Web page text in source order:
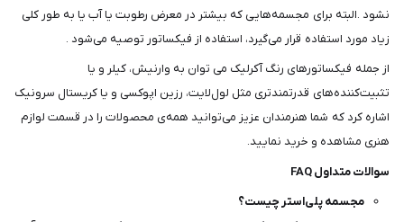
نشود .البته برای مجسمه‌هایی که بیشتر در معرض رطوبت یا آب یا به طور کلی
زیاد مورد استفاده قرار می‌گیرد، استفاده از فیکساتور توصیه می‌شود .
از جمله فیکساتورهای رنگ آکرلیک می توان به وارنیش، کیلر و یا
تثبیت‌کننده‌های قدرتمندتری مثل لول‌لایت، رزین اپوکسی و یا کریستال سرونیک
اشاره کرد که شما هنرمندان عزیز می‌توانید همه‌ی محصولات را در قسمت لوازم
هنری مشاهده و خرید نمایید.
سوالات متداول FAQ
مجسمه پلی‌استر چیست؟